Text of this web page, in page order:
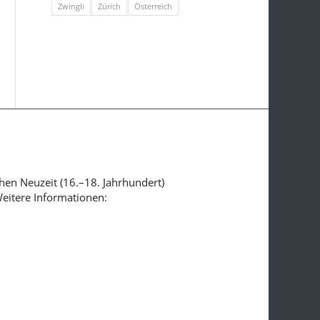
Zwingli
Zürich Österreich
Neuzeit (16.–18. Jahrhundert)
Informationen: